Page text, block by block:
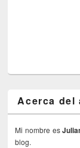
Acerca del
Mi nombre es
blog.